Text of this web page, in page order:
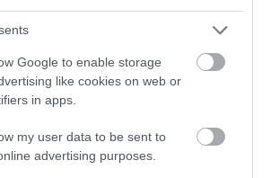
Google to enable storage
like cookies on web or
in apps.
my user data to be sent to
advertising purposes.
Ένα βαθυστόχαστο έργο του
είναι εδώ. Χρειάζεται όμως
φανεί.
σημειώσατε…